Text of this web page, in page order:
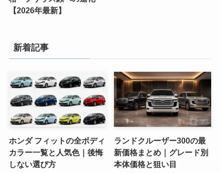
【2026年最新】
新着記事
ホンダ フィットの全ボディ
カラー一覧と人気色｜後悔
しない選び方
ランドクルーザー300の最
新価格まとめ｜グレード別
本体価格と狙い目